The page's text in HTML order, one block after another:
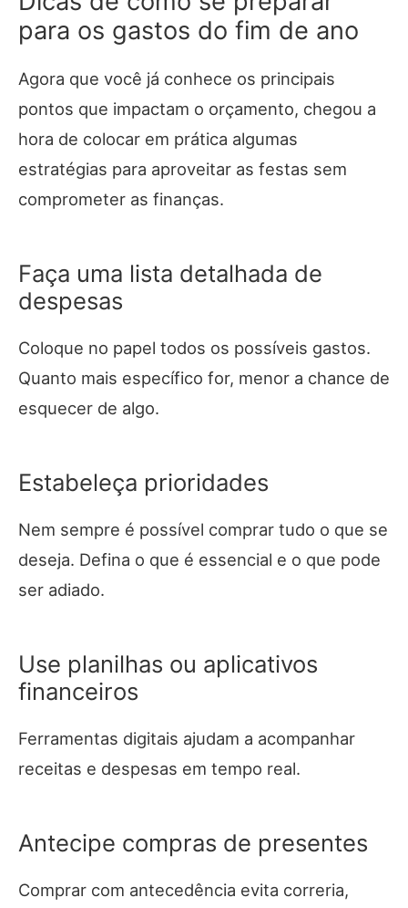
para os gastos do fim de ano
Agora que você já conhece os principais
pontos que impactam o orçamento, chegou a
hora de colocar em prática algumas
estratégias para aproveitar as festas sem
comprometer as finanças.
Faça uma lista detalhada de
despesas
Coloque no papel todos os possíveis gastos.
Quanto mais específico for, menor a chance de
esquecer de algo.
Estabeleça prioridades
Nem sempre é possível comprar tudo o que se
deseja. Defina o que é essencial e o que pode
ser adiado.
Use planilhas ou aplicativos
financeiros
Ferramentas digitais ajudam a acompanhar
receitas e despesas em tempo real.
Antecipe compras de presentes
Comprar com antecedência evita correria,